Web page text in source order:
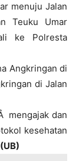
menuju Jalan
Teuku Umar
ke Polresta
Angkringan di
di Jalan
mengajak dan
kesehatan
(UB)